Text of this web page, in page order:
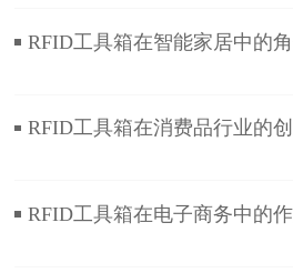
RFID工具箱在智能家居中的
RFID工具箱在消费品行业的
RFID工具箱在电子商务中的